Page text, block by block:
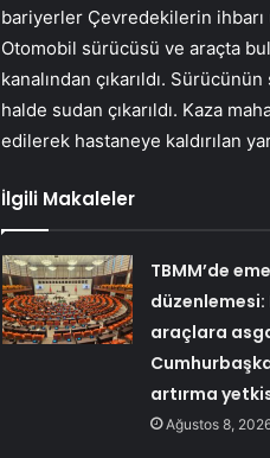
bariyerler Çevredekilerin
Otomobil sürücüsü ve araçta
kanalından çıkarıldı.
halde sudan çıkarıldı. Kaza
edilerek hastaneye kaldırılan
İlgili Makaleler
TBMM’de
düzenlemesi:
araçlara
artırma
Ağustos 8,